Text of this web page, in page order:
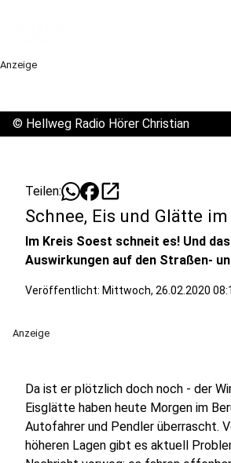
Anzeige
© Hellweg Radio Hörer Christian
Teilen: open_in_new
Schnee, Eis und Glätte
Im Kreis Soest schneit es! Und
Auswirkungen auf den Straßen-
Veröffentlicht: Mittwoch, 26.02.2020
Anzeige
Da ist er plötzlich doch noch - der
Eisglätte haben heute Morgen im
Autofahrer und Pendler überrascht.
höheren Lagen gibt es aktuell